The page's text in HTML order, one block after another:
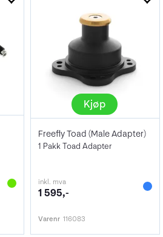
Kjøp
Freefly Toad (Male Adapter)
1 Pakk Toad Adapter
inkl. mva
1 595,-
Varenr 116083